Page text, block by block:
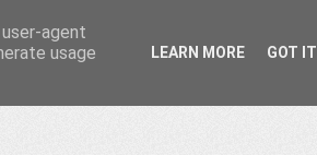
agent
usage
LEARN MORE GOT IT